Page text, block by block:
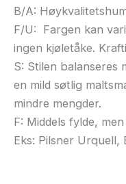
B/A:
F/U: Fargen kan
ingen kjøletåke.
S: Stilen balanseres
en mild søtlig
mindre mengder.
F: Middels fylde,
Eks: Pilsner Urquell,